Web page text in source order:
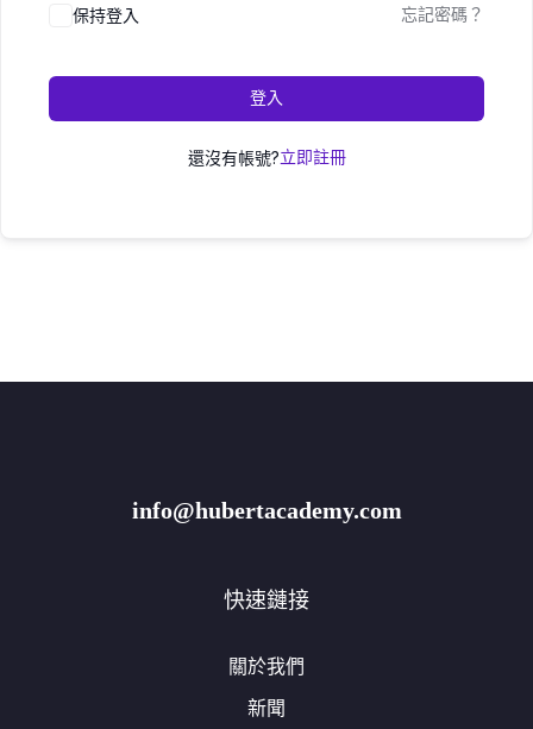
保持登入 忘記密碼？
登入
還沒有帳號?立即註冊
info@hubertacademy.com
快速鏈接
關於我們
新聞